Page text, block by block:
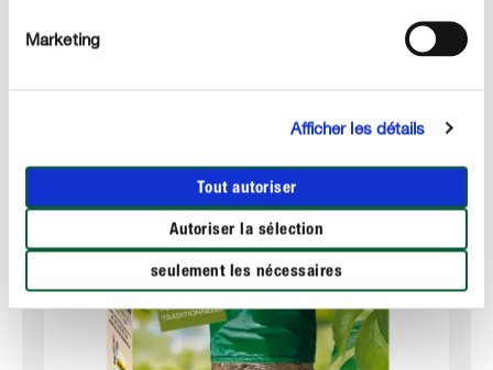
Marketing
Afficher les détails
Tout autoriser
Autoriser la sélection
seulement les nécessaires